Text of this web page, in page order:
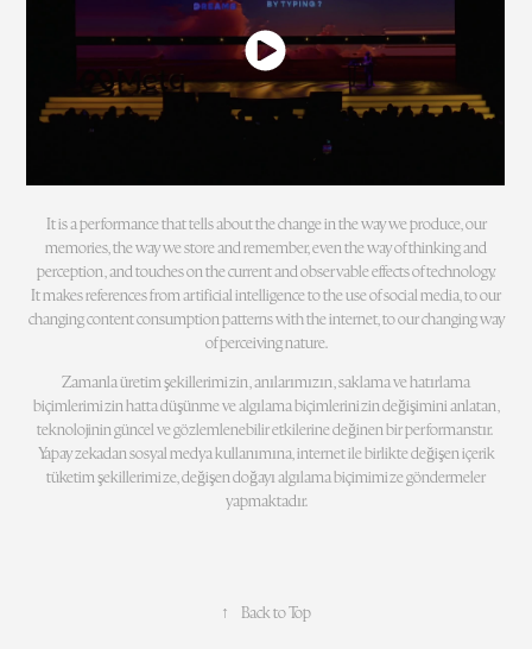
It is a performance that tells about the change in the way we produce, our
memories, the way we store and remember, even the way of thinking and
perception, and touches on the current and observable effects of technology.
It makes references from artificial intelligence to the use of social media, to our
changing content consumption patterns with the internet, to our changing way
of perceiving nature.
Zamanla üretim şekillerimizin, anılarımızın, saklama ve hatırlama
biçimlerimizin hatta düşünme ve algılama biçimlerinizin değişimini anlatan,
teknolojinin güncel ve gözlemlenebilir etkilerine değinen bir performanstır.
Yapay zekadan sosyal medya kullanımına, internet ile birlikte değişen içerik
tüketim şekillerimize, değişen doğayı algılama biçimimize göndermeler
yapmaktadır.
↑ Back to Top